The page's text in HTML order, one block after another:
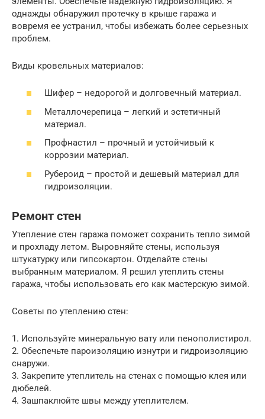
однажды обнаружил протечку в крыше гаража и
вовремя ее устранил, чтобы избежать более серьезных
проблем.
Виды кровельных материалов:
Шифер – недорогой и долговечный материал.
Металлочерепица – легкий и эстетичный
материал.
Профнастил – прочный и устойчивый к
коррозии материал.
Рубероид – простой и дешевый материал для
гидроизоляции.
Ремонт стен
Утепление стен гаража поможет сохранить тепло зимой
и прохладу летом. Выровняйте стены, используя
штукатурку или гипсокартон. Отделайте стены
выбранным материалом. Я решил утеплить стены
гаража, чтобы использовать его как мастерскую зимой.
Советы по утеплению стен:
1. Используйте минеральную вату или пенополистирол.
2. Обеспечьте пароизоляцию изнутри и гидроизоляцию
снаружи.
3. Закрепите утеплитель на стенах с помощью клея или
дюбелей.
4. Зашпаклюйте швы между утеплителем.